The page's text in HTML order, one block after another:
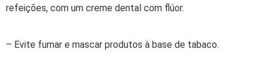
refeições, com um creme dental com flúor.
– Evite fumar e mascar produtos à base de tabaco.